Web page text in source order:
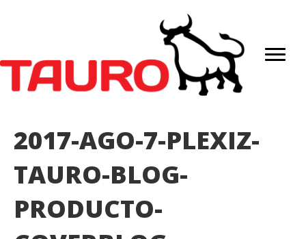
2017-AGO-7-PLEXIZ-
TAURO-BLOG-
PRODUCTO-